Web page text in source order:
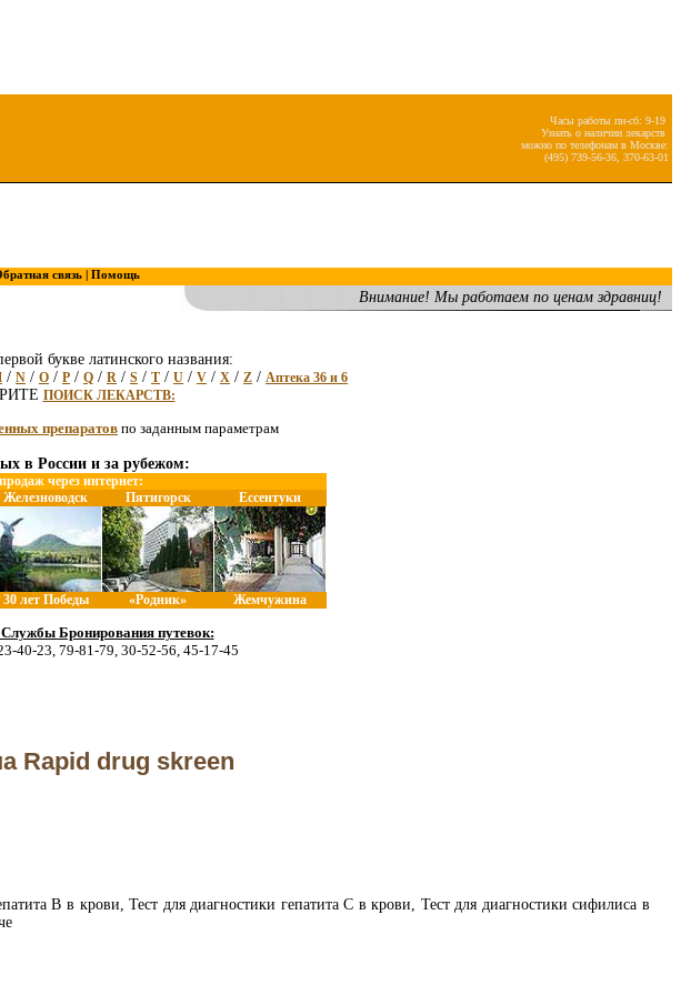
Часы работы пн-сб: 9-19
Узнать о наличии лекарств
можно по телефонам в Москве:
(495) 739-56-36, 370-63-01
связь | Помощь
Внимание! Мы работаем по ценам здравниц!
букве латинского названия:
/ N / O / P / Q / R / S / T / U / V / X / Z / Аптека 36 и 6
ПОИСК ЛЕКАРСТВ:
препаратов по заданным параметрам
в России и за рубежом:
через интернет:
Железноводск Пятигорск Ессентуки
30 лет Победы «Родник» Жемчужина
Бронирования путевок:
40-23, 79-81-79, 30-52-56, 45-17-45
Rapid drug skreen
В в крови, Тест для диагностики гепатита С в крови, Тест для диагностики сифилиса в